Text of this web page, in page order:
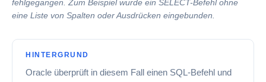
fehlgegangen. Zum Beispiel wurde ein SELECT-Befehl ohne
eine Liste von Spalten oder Ausdrücken eingebunden.
HINTERGRUND
Oracle überprüft in diesem Fall einen SQL-Befehl und